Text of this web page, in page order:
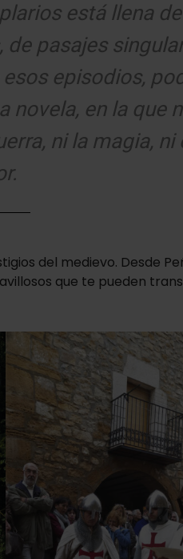
está llena de
pasajes
episodios,
novela, en la que
ni la magia, ni
del medievo. Desde
que te pueden